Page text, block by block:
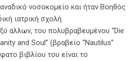
νοσοκομείο και ήταν Βοηθός
ιατρική σχολή.
άλλων, του πολυβραβευμένου “Die
and Soul” (βραβείο “Nautilus”
βιβλίου του είναι το